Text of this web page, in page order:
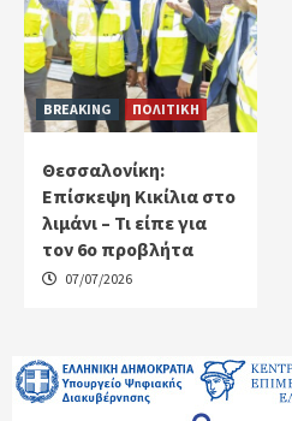
BREAKING ΠΟΛΙΤΙΚΗ
Θεσσαλονίκη:
Eπίσκεψη Κικίλια στο
λιμάνι – Τι είπε για
τον 6ο προβλήτα
07/07/2026